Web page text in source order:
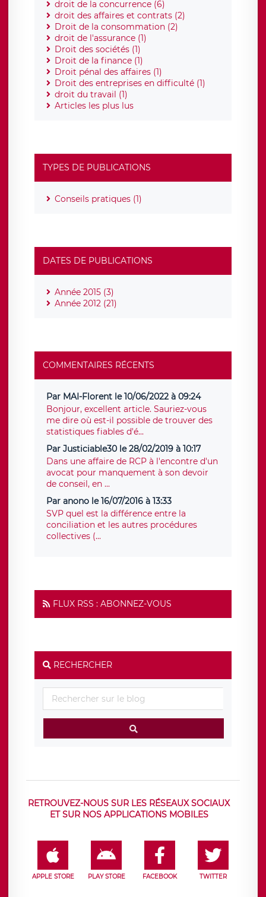
droit de la concurrence (6)
droit des affaires et contrats (2)
Droit de la consommation (2)
droit de l'assurance (1)
Droit des sociétés (1)
Droit de la finance (1)
Droit pénal des affaires (1)
Droit des entreprises en difficulté (1)
droit du travail (1)
Articles les plus lus
TYPES DE PUBLICATIONS
Conseils pratiques (1)
DATES DE PUBLICATIONS
Année 2015 (3)
Année 2012 (21)
COMMENTAIRES RÉCENTS
Par MAI-Florent le 10/06/2022 à 09:24
Bonjour, excellent article. Sauriez-vous
me dire où est-il possible de trouver des
statistiques fiables d'é...
Par Justiciable30 le 28/02/2019 à 10:17
Dans une affaire de RCP à l'encontre d'un
avocat pour manquement à son devoir
de conseil, en ...
Par anono le 16/07/2016 à 13:33
SVP quel est la différence entre la
conciliation et les autres procédures
collectives (...
FLUX RSS : ABONNEZ-VOUS
RECHERCHER
RETROUVEZ-NOUS SUR LES RÉSEAUX SOCIAUX
ET SUR NOS APPLICATIONS MOBILES
APPLE STORE PLAY STORE FACEBOOK TWITTER